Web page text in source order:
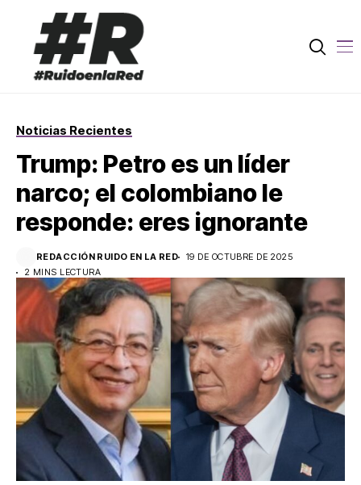
Noticias Recientes
Trump: Petro es un líder
narco; el colombiano le
responde: eres ignorante
REDACCIÓN RUIDO EN LA RED
19 DE OCTUBRE DE 2025
2 MINS LECTURA